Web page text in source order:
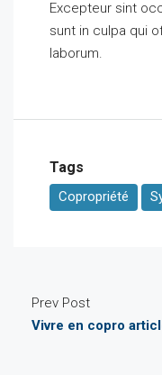
Excepteur sint
sunt in culpa qui
laborum.
Tags
Copropriété
Prev Post
Vivre en copro